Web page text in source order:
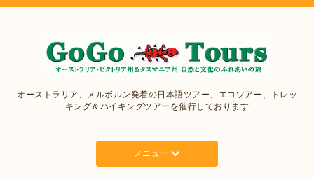
オーストラリア、メルボルン発着の日本語ツアー、エコツアー、トレッ
キング＆ハイキングツアーを催行しております
メニュー